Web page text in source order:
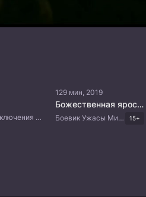
Мистика Приключения Триллер Китайские дорамы
129 мин, 2019
Божественная ярость
Боевик Ужасы Мистика Триллер Корейские дорамы 15+